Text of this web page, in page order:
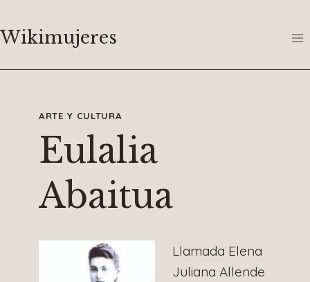
al
Wikimujeres
ARTE Y CULTURA
Eulalia
Abaitua
Llamada Elena
Juliana Allende